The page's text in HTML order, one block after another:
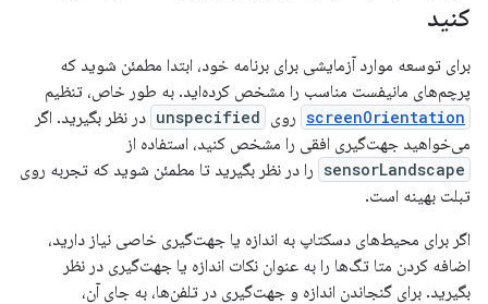
کنید
برای توسعه موارد آزمایشی برای برنامه خود، ابتدا مطمئن شوید که
پرچم‌های مانیفست مناسب را مشخص کرده‌اید. به طور خاص، تنظیم
screenOrientation روی unspecified در نظر بگیرید. اگر
می‌خواهید جهت‌گیری افقی را مشخص کنید، استفاده از
sensorLandscape را در نظر بگیرید تا مطمئن شوید که تجربه روی
تبلت بهینه است.
اگر برای محیط‌های دسکتاپ به اندازه یا جهت‌گیری خاصی نیاز دارید،
اضافه کردن متا تگ‌ها را به عنوان نکات اندازه یا جهت‌گیری در نظر
بگیرید. برای گنجاندن اندازه و جهت‌گیری در تلفن‌ها، به جای آن،